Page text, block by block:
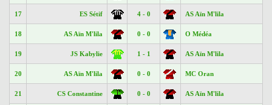
17 ES Sétif 4 - 0 AS Aïn M'lila
18 AS Aïn M'lila 0 - 0 O Médéa
19 JS Kabylie 1 - 1 AS Aïn M'lila
20 AS Aïn M'lila 0 - 0 MC Oran
21 CS Constantine 0 - 0 AS Aïn M'lila